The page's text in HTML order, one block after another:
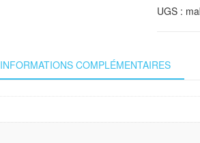
UGS :
INFORMATIONS COMPLÉMENTAIRES